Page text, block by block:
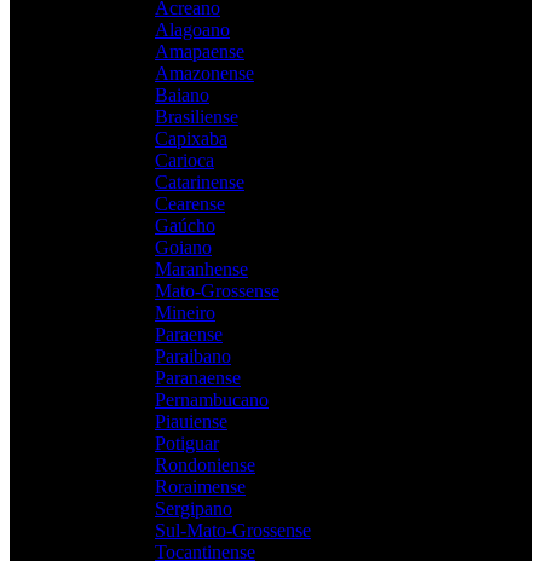
Acreano
Alagoano
Amapaense
Amazonense
Baiano
Brasiliense
Capixaba
Carioca
Catarinense
Cearense
Gaúcho
Goiano
Maranhense
Mato-Grossense
Mineiro
Paraense
Paraibano
Paranaense
Pernambucano
Piauiense
Potiguar
Rondoniense
Roraimense
Sergipano
Sul-Mato-Grossense
Tocantinense